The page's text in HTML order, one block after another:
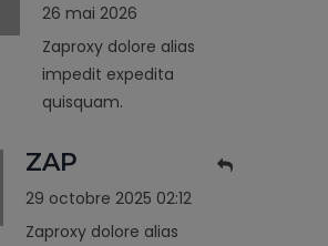
26 mai 2026
Zaproxy dolore alias
impedit expedita
quisquam.
ZAP
29 octobre 2025 02:12
Zaproxy dolore alias